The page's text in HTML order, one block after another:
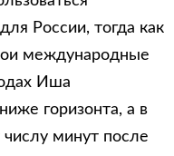
России, тогда как
международные
Иша
горизонта, а в
минут после